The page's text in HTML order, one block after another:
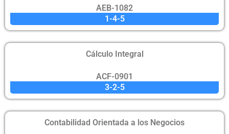
AEB-1082
1-4-5
Cálculo Integral
ACF-0901
3-2-5
Contabilidad Orientada a los Negocios